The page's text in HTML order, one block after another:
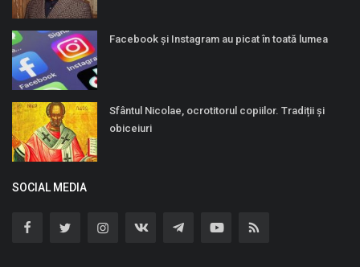
Facebook și Instagram au picat în toată lumea
Sfântul Nicolae, ocrotitorul copiilor. Tradiții și
obiceiuri
SOCIAL MEDIA